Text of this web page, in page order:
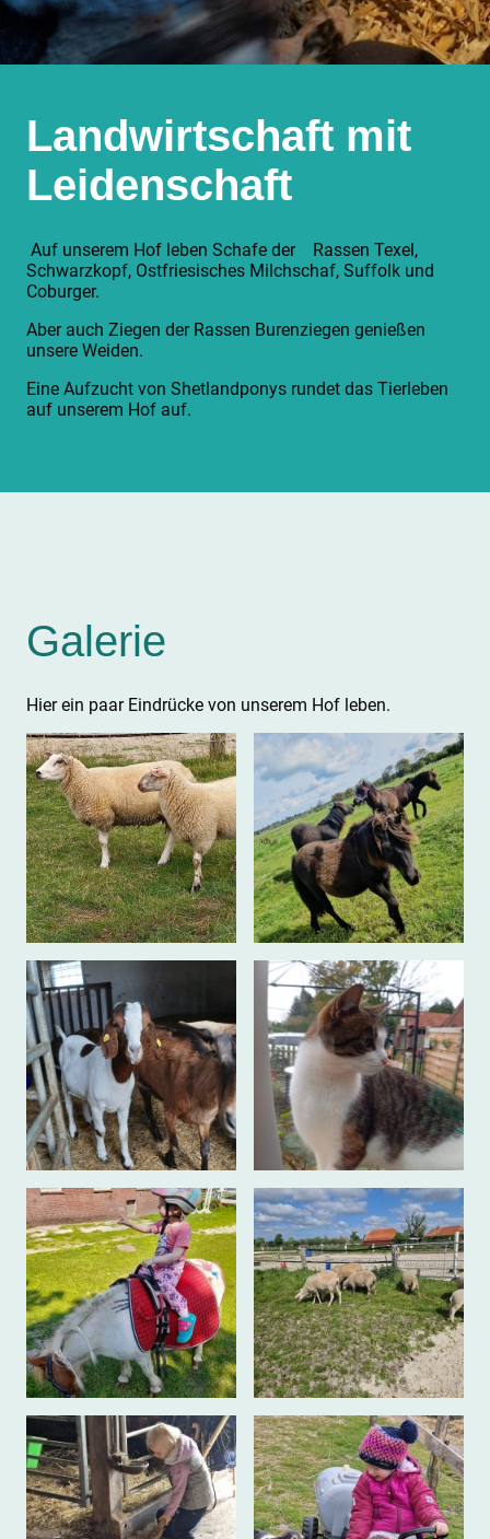
Landwirtschaft mit
Leidenschaft
Auf unserem Hof leben Schafe der Rassen Texel,
Schwarzkopf, Ostfriesisches Milchschaf, Suffolk und
Coburger.
Aber auch Ziegen der Rassen Burenziegen genießen
unsere Weiden.
Eine Aufzucht von Shetlandponys rundet das Tierleben
auf unserem Hof auf.
Galerie
Hier ein paar Eindrücke von unserem Hof leben.